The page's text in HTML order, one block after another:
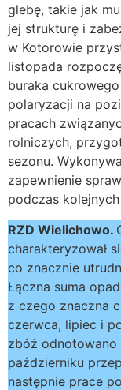
glebę, takie jak
jej strukturę i
w Kotorowie
listopada
buraka
polaryzacji na
pracach
rolniczych,
sezonu.
zapewnienie
podczas
RZD Wielichowo.
charakteryzował
co znacznie
Łączna suma
z czego znaczna
czerwca, lipiec i
zbóż odnotowano
październiku
następnie prace